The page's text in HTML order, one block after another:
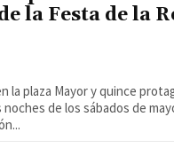
la Festa de la
la plaza Mayor y quince
de los sábados de mayo